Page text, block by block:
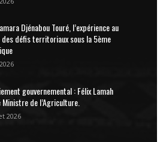
Djénabou Touré, l’expérience au
des défis territoriaux sous la 5ème
gouvernemental : Félix Lamah
Ministre de l’Agriculture.
2026